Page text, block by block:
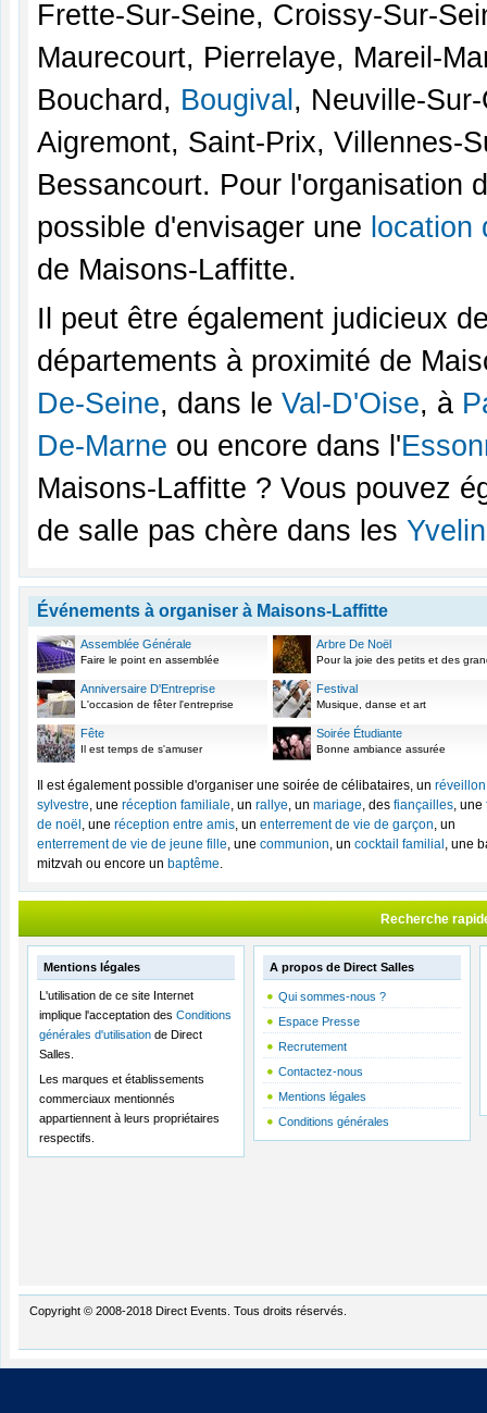
Frette-Sur-Seine, Croissy-Sur-
Maurecourt, Pierrelaye, Mareil-
Bouchard, Bougival , Neuville-
Aigremont, Saint-Prix, Villennes-
Bessancourt. Pour l'organisation
possible d'envisager une location
de Maisons-Laffitte.
Il peut être également judicieux
départements à proximité de
De-Seine, dans le Val-D'Oise, à
De-Marne ou encore dans l'
Maisons-Laffitte ? Vous pouvez
de salle pas chère dans les
Événements à organiser à Maisons-Laffitte
Assemblée Générale
Faire le point en assemblée
Arbre De Noël
Pour la joie des petits et des
Anniversaire D'Entreprise
L'occasion de fêter l'entreprise
Festival
Musique, danse et art
Fête
Il est temps de s'amuser
Soirée Étudiante
Bonne ambiance assurée
Il est également possible d'organiser une soirée de célibataires, un
sylvestre, une réception familiale, un rallye, un mariage, des fiançailles, une
de noël , une réception entre amis, un enterrement de vie de garçon, un
enterrement de vie de jeune fille, une communion, un cocktail familial , une
mitzvah ou encore un baptême.
Recherche
Mentions légales
L'utilisation de ce site Internet
implique l'acceptation des Conditions
générales d'utilisation de Direct
Salles.
Les marques et établissements
commerciaux mentionnés
appartiennent à leurs propriétaires
respectifs.
A propos de Direct Salles
Qui sommes-nous ?
Espace Presse
Recrutement
Contactez-nous
Mentions légales
Conditions générales
Copyright © 2008-2018 Direct Events. Tous droits réservés.